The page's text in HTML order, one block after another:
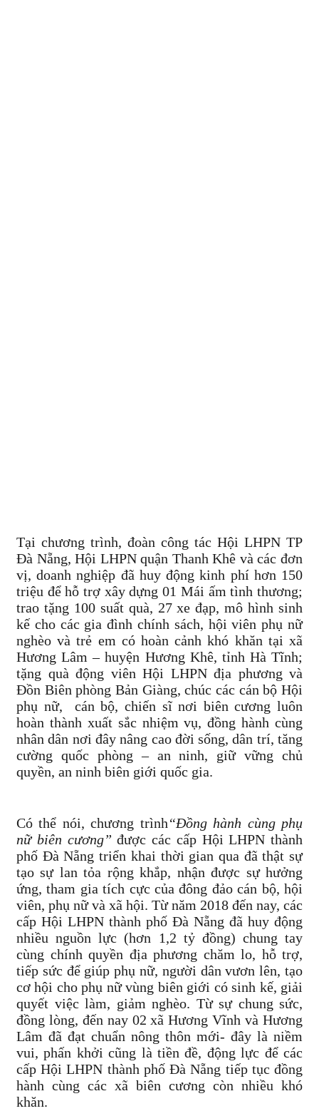
Tại chương trình, đoàn công tác Hội LHPN TP
Đà Nẵng, Hội LHPN quận Thanh Khê và các đơn
vị, doanh nghiệp đã huy động kinh phí hơn 150
triệu để hỗ trợ xây dựng 01 Mái ấm tình thương;
trao tặng 100 suất quà, 27 xe đạp, mô hình sinh
kế cho các gia đình chính sách, hội viên phụ nữ
nghèo và trẻ em có hoàn cảnh khó khăn tại xã
Hương Lâm – huyện Hương Khê, tỉnh Hà Tĩnh;
tặng quà động viên Hội LHPN địa phương và
Đồn Biên phòng Bản Giàng, chúc các cán bộ Hội
phụ nữ, cán bộ, chiến sĩ nơi biên cương luôn
hoàn thành xuất sắc nhiệm vụ, đồng hành cùng
nhân dân nơi đây nâng cao đời sống, dân trí, tăng
cường quốc phòng – an ninh, giữ vững chủ
quyền, an ninh biên giới quốc gia.
Có thể nói, chương trình“Đồng hành cùng phụ
nữ biên cương” được các cấp Hội LHPN thành
phố Đà Nẵng triển khai thời gian qua đã thật sự
tạo sự lan tỏa rộng khắp, nhận được sự hưởng
ứng, tham gia tích cực của đông đảo cán bộ, hội
viên, phụ nữ và xã hội. Từ năm 2018 đến nay, các
cấp Hội LHPN thành phố Đà Nẵng đã huy động
nhiều nguồn lực (hơn 1,2 tỷ đồng) chung tay
cùng chính quyền địa phương chăm lo, hỗ trợ,
tiếp sức để giúp phụ nữ, người dân vươn lên, tạo
cơ hội cho phụ nữ vùng biên giới có sinh kế, giải
quyết việc làm, giảm nghèo. Từ sự chung sức,
đồng lòng, đến nay 02 xã Hương Vĩnh và Hương
Lâm đã đạt chuẩn nông thôn mới- đây là niềm
vui, phấn khởi cũng là tiền đề, động lực để các
cấp Hội LHPN thành phố Đà Nẵng tiếp tục đồng
hành cùng các xã biên cương còn nhiều khó
khăn.